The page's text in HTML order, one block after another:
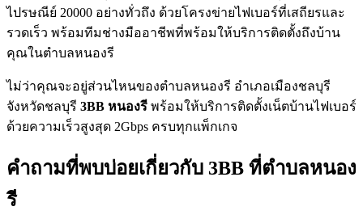
ไปรษณีย์ 20000 อย่างทั่วถึง ด้วยโครงข่ายไฟเบอร์ที่เสถียรและ
รวดเร็ว พร้อมทีมช่างมืออาชีพที่พร้อมให้บริการติดตั้งถึงบ้าน
คุณในตำบลหนองรี
ไม่ว่าคุณจะอยู่ส่วนไหนของตำบลหนองรี อำเภอเมืองชลบุรี
จังหวัดชลบุรี 3BB หนองรี พร้อมให้บริการติดตั้งเน็ตบ้านไฟเบอร์
ด้วยความเร็วสูงสุด 2Gbps ครบทุกแพ็กเกจ
คำถามที่พบบ่อยเกี่ยวกับ 3BB ที่ตำบลหนอง
รี